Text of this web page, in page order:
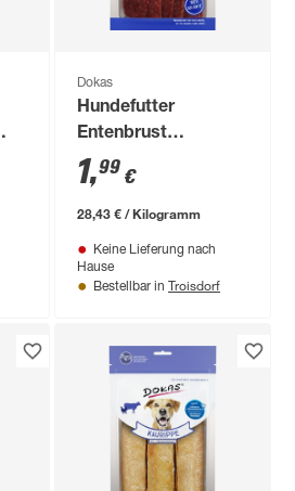
Dokas
Hundefutter
Entenbrust
getrocknet 70 g
1,99 €
28,43 € / Kilogramm
Keine Lieferung nach
Hause
Bestellbar in Troisdorf